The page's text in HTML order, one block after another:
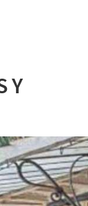
Y